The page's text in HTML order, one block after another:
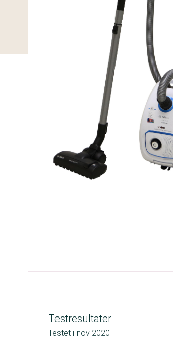
Testresultater
Testet i nov 2020